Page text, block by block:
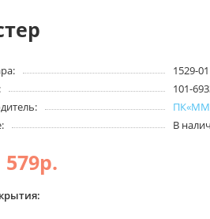
1529-01
101-
В
579р.